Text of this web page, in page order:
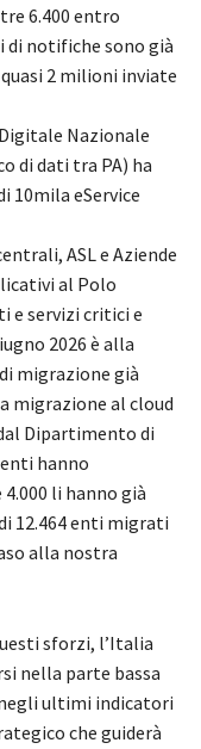
6.400 entro
di notifiche sono già
2 milioni inviate
Nazionale
di dati tra PA) ha
10mila eService
ASL e Aziende
al Polo
e servizi critici e
2026 è alla
migrazione già
migrazione al cloud
Dipartimento di
hanno
li hanno già
12.464 enti migrati
alla nostra
sforzi, l’Italia
nella parte bassa
ultimi indicatori
che guiderà